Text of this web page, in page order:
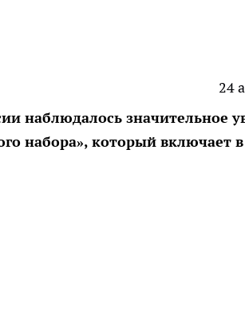
24
наблюдалось значительное
набора», который включает